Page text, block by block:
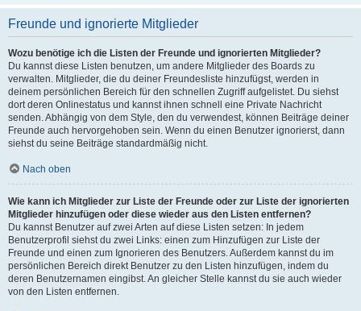
Freunde und ignorierte Mitglieder
Wozu benötige ich die Listen der Freunde und ignorierten Mitglieder?
Du kannst diese Listen benutzen, um andere Mitglieder des Boards zu
verwalten. Mitglieder, die du deiner Freundesliste hinzufügst, werden in
deinem persönlichen Bereich für den schnellen Zugriff aufgelistet. Du siehst
dort deren Onlinestatus und kannst ihnen schnell eine Private Nachricht
senden. Abhängig von dem Style, den du verwendest, können Beiträge deiner
Freunde auch hervorgehoben sein. Wenn du einen Benutzer ignorierst, dann
siehst du seine Beiträge standardmäßig nicht.
Nach oben
Wie kann ich Mitglieder zur Liste der Freunde oder zur Liste der ignorierten
Mitglieder hinzufügen oder diese wieder aus den Listen entfernen?
Du kannst Benutzer auf zwei Arten auf diese Listen setzen: In jedem
Benutzerprofil siehst du zwei Links: einen zum Hinzufügen zur Liste der
Freunde und einen zum Ignorieren des Benutzers. Außerdem kannst du im
persönlichen Bereich direkt Benutzer zu den Listen hinzufügen, indem du
deren Benutzernamen eingibst. An gleicher Stelle kannst du sie auch wieder
von den Listen entfernen.